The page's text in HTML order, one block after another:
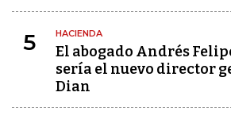
5 HACIENDA
El abogado Andrés
sería el nuevo director
Dian